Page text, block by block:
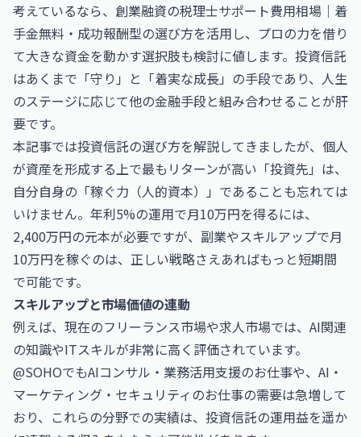
考えているなら、 創業融資の税理士サポート費用相場｜着
手金無料・成功報酬型の選び方を活用し、プロの力を借り
て大きな資金を動かす選択肢も検討に値します。投資信託
はあくまで「守り」と「着実な成長」の手段であり、人生
のステージに応じて他の金融手段と組み合わせることが肝
要です。
本記事では投資信託の選び方を解説してきましたが、個人
が資産を形成する上で最もリターンが高い「投資先」は、
自分自身の「稼ぐ力（人的資本）」であることも忘れては
いけません。年利5%の運用で月10万円を得るには、
2,400万円の元本が必要ですが、副業やスキルアップで月
10万円を稼ぐのは、正しい戦略さえあればもっと短期間
で可能です。
スキルアップと市場価値の連動
例えば、現在のフリーランス市場や求人市場では、AI関連
の知識やITスキルが非常に高く評価されています。
@SOHOでもAIコンサル・業務活用支援のお仕事や、 AI・
マーケティング・セキュリティのお仕事の需要は急増して
おり、これらの分野での実績は、投資信託の運用益を遥か